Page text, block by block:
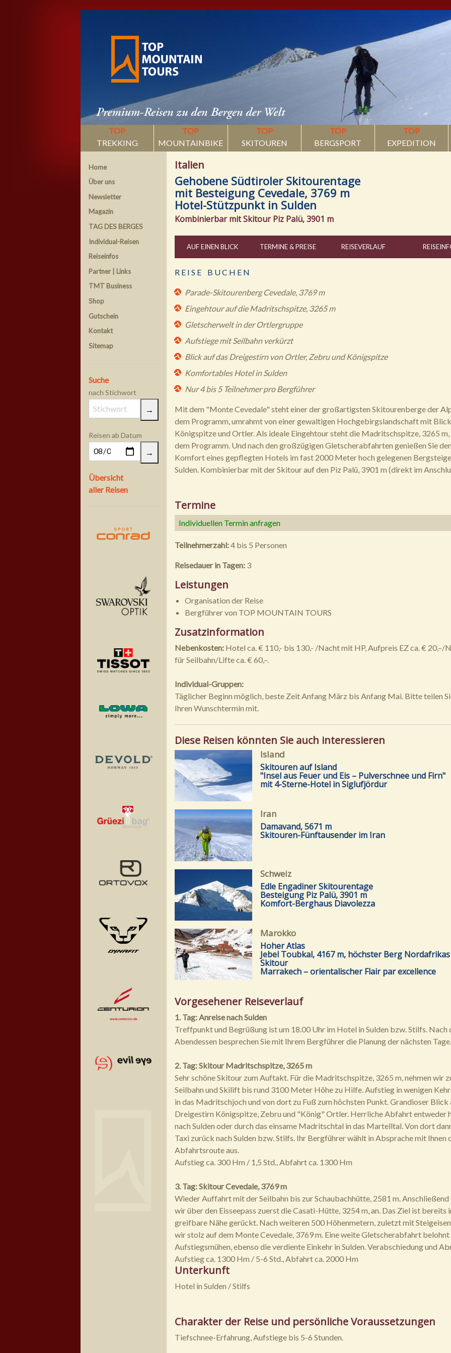
TOP
TREKKING
TOP
MOUNTAINBIKE
TOP
SKITOUREN
TOP
BERGSPORT
TOP
EXPEDITION
Home
Über uns
Newsletter
Magazin
TAG DES BERGES
Individual-Reisen
Reiseinfos
Partner | Links
TMT Business
Shop
Gutschein
Kontakt
Sitemap
Suche
nach Stichwort
Reisen ab Datum
Übersicht
aller Reisen
Italien
Gehobene Südtiroler Skitourentage
mit Besteigung Cevedale, 3769 m
Hotel-Stützpunkt in Sulden
Kombinierbar mit Skitour Piz Palü, 3901 m
AUF EINEN BLICK TERMINE & PREISE REISEVERLAUF REISE
R E I S E B U C H E N
Parade-Skitourenberg Cevedale, 3769 m
Eingehtour auf die Madritschspitze, 3265 m
Gletscherwelt in der Ortlergruppe
Aufstiege mit Seilbahn verkürzt
Blick auf das Dreigestirn von Ortler, Zebru und Königspitze
Komfortables Hotel in Sulden
Nur 4 bis 5 Teilnehmer pro Bergführer
Mit dem "Monte Cevedale" steht einer der großartigsten Skitourenberge der
dem Programm, umrahmt von einer gewaltigen Hochgebirgslandschaft mit
Königspitze und Ortler. Als ideale Eingehtour steht die Madritschspitze, 3265 m,
dem Programm. Und nach den großzügigen Gletscherabfahrten genießen Sie den
Komfort eines gepflegten Hotels im fast 2000 Meter hoch gelegenen
Sulden. Kombinierbar mit der Skitour auf den Piz Palü, 3901 m (direkt im
Termine
Individuellen Termin anfragen
Teilnehmerzahl:4 bis 5 Personen
Reisedauer in Tagen: 3
Leistungen
Organisation der Reise
Bergführer von TOP MOUNTAIN TOURS
Zusatzinformation
Nebenkosten:Hotel ca. € 110,- bis 130,- /Nacht mit HP, Aufpreis EZ ca. € 20,–/
für Seilbahn/Lifte ca. € 60,–.
Individual-Gruppen:
Täglicher Beginn möglich, beste Zeit Anfang März bis Anfang Mai. Bitte teilen
Ihren Wunschtermin mit.
Diese Reisen könnten Sie auch interessieren
Island
Skitouren auf Island
"Insel aus Feuer und Eis – Pulverschnee und Firn"
mit 4-Sterne-Hotel in Siglufjördur
Iran
Damavand, 5671 m
Skitouren-Fünftausender im Iran
Schweiz
Edle Engadiner Skitourentage
Besteigung Piz Palü, 3901 m
Komfort-Berghaus Diavolezza
Marokko
Hoher Atlas
Jebel Toubkal, 4167 m, höchster Berg
Skitour
Marrakech – orientalischer Flair par excellence
Vorgesehener Reiseverlauf
1. Tag: Anreise nach Sulden
Treffpunkt und Begrüßung ist um 18.00 Uhr im Hotel in Sulden bzw. Stilfs. Nach
Abendessen besprechen Sie mit Ihrem Bergführer die Planung der nächsten Tage.
2. Tag: Skitour Madritschspitze, 3265 m
Sehr schöne Skitour zum Auftakt. Für die Madritschspitze, 3265 m, nehmen wir
Seilbahn und Skilift bis rund 3100 Meter Höhe zu Hilfe. Aufstieg in wenigen
in das Madritschjoch und von dort zu Fuß zum höchsten Punkt. Grandioser Blick
Dreigestirn Königspitze, Zebru und "König" Ortler. Herrliche Abfahrt entweder
nach Sulden oder durch das einsame Madritschtal in das Martelltal. Von dort
Taxi zurück nach Sulden bzw. Stilfs. Ihr Bergführer wählt in Absprache mit Ihnen
Abfahrtsroute aus.
Aufstieg ca. 300 Hm / 1,5 Std., Abfahrt ca. 1300 Hm
3. Tag: Skitour Cevedale, 3769 m
Wieder Auffahrt mit der Seilbahn bis zur Schaubachhütte, 2581 m. Anschließend
wir über den Eisseepass zuerst die Casati-Hütte, 3254 m, an. Das Ziel ist bereits
greifbare Nähe gerückt. Nach weiteren 500 Höhenmetern, zuletzt mit
wir stolz auf dem Monte Cevedale, 3769 m. Eine weite Gletscherabfahrt belohnt
Aufstiegsmühen, ebenso die verdiente Einkehr in Sulden. Verabschiedung und
Aufstieg ca. 1300 Hm / 5-6 Std., Abfahrt ca. 2000 Hm
Unterkunft
Hotel in Sulden / Stilfs
Charakter der Reise und persönliche Voraussetzungen
Tiefschnee-Erfahrung, Aufstiege bis 5-6 Stunden.